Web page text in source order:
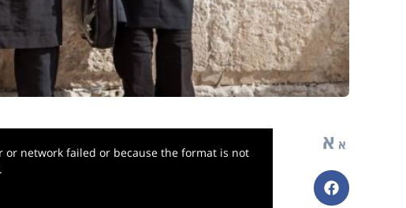
א א
פייסבוק
or network failed or because the format is not